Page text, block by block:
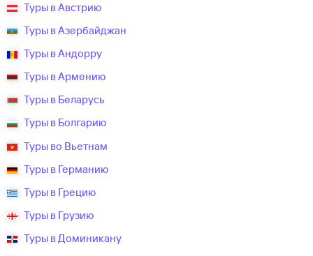
Туры в Австрию
Туры в Азербайджан
Туры в Андорру
Туры в Армению
Туры в Беларусь
Туры в Болгарию
Туры во Вьетнам
Туры в Германию
Туры в Грецию
Туры в Грузию
Туры в Доминикану